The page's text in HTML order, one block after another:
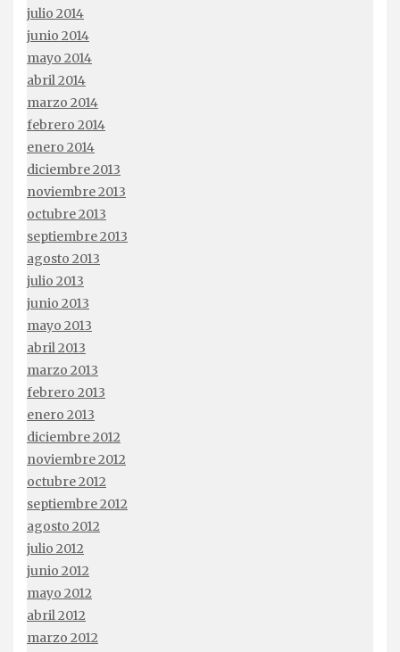
julio 2014
junio 2014
mayo 2014
abril 2014
marzo 2014
febrero 2014
enero 2014
diciembre 2013
noviembre 2013
octubre 2013
septiembre 2013
agosto 2013
julio 2013
junio 2013
mayo 2013
abril 2013
marzo 2013
febrero 2013
enero 2013
diciembre 2012
noviembre 2012
octubre 2012
septiembre 2012
agosto 2012
julio 2012
junio 2012
mayo 2012
abril 2012
marzo 2012